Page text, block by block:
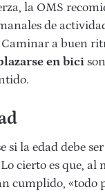
la OMS
de
a buen
en bici
si la edad debe
cierto es que, al
cumplido, «todo